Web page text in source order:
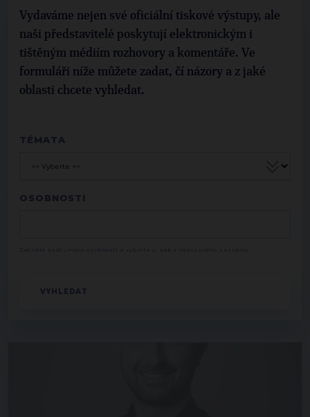
Vydaváme nejen své oficiální tiskové výstupy, ale
naši představitelé poskytují elektronickým i
tištěným médiím rozhovory a komentáře. Ve
formuláři níže můžete zadat, čí názory a z jaké
oblasti chcete vyhledat.
TÉMATA
OSOBNOSTI